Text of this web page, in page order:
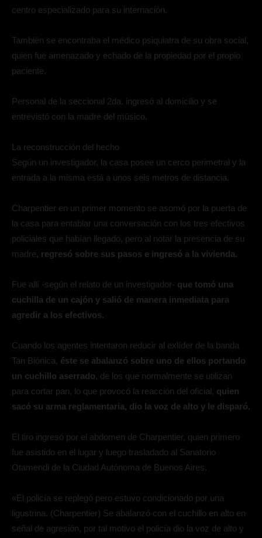
centro especializado para su internación.
También se encontraba el médico psiquiatra de su obra social,
quien fue amenazado y echado de la propiedad por el propio
paciente.
Personal de la seccional 2da. ingresó al domicilio y se
entrevistó con la madre del músico.
La reconstrucción del hecho
Según un investigador, la casa posee un cerco perimetral y la
entrada a la misma está a unos seis metros de distancia.
Charpentier en un primer momento se asomó por la puerta de
la casa para entablar una conversación con los tres efectivos
policiales que habían llegado, pero al notar la presencia de su
madre, regresó sobre sus pasos e ingresó a la vivienda.
Fue allí -según el relato de un investigador- que tomó una
cuchilla de un cajón y salió de manera inmediata para
agredir a los efectivos.
Cuando los agentes intentaron reducir al exlíder de la banda
Tan Biónica, éste se abalanzó sobre uno de ellos portando
un cuchillo aserrado, de los que normalmente se utilizan
para cortar pan, lo que provocó la reacción del oficial, quien
sacó su arma reglamentaria, dio la voz de alto y le disparó.
El tiro ingresó por el abdomen de Charpentier, quien primero
fue asistido en el lugar y luego trasladado al Sanatorio
Otamendi de la Ciudad Autónoma de Buenos Aires.
«El policía se replegó pero estuvo condicionado por una
ligustrina. (Charpentier) Se abalanzó con el cuchillo en alto en
señal de agresión, por tal motivo el policía dio la voz de alto y